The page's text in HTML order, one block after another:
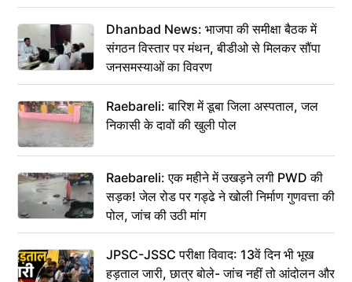
Dhanbad News: भाजपा की समीक्षा बैठक में
संगठन विस्तार पर मंथन, बीडीओ से मिलकर सौंपा
जनसमस्याओं का विवरण
Raebareli: बारिश में डूबा जिला अस्पताल, जल
निकासी के दावों की खुली पोल
Raebareli: एक महीने में उखड़ने लगी PWD की
सड़क! जेल रोड पर गड्ढे ने खोली निर्माण गुणवत्ता की
पोल, जांच की उठी मांग
JPSC-JSSC परीक्षा विवाद: 13वें दिन भी भूख
हड़ताल जारी, छात्र बोले- जांच नहीं तो आंदोलन और